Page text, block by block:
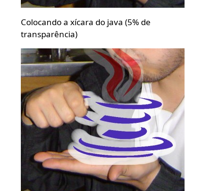
Colocando a xícara do java (5% de
transparência)